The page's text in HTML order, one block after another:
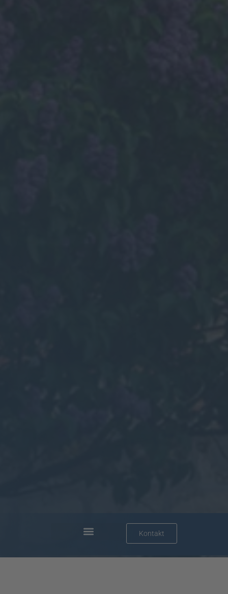
Kontakt